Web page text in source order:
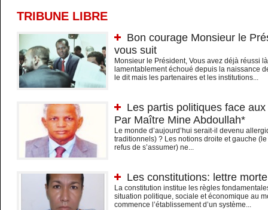
TRIBUNE LIBRE
Bon courage Monsieur le
vous suit
Monsieur le Président, Vous avez déjà réussi
lamentablement échoué depuis la naissance
le dit mais les partenaires et les institutions...
Les partis politiques face
Par Maître Mine Abdoullah*
Le monde d’aujourd’hui serait-il devenu
traditionnels) ? Les notions droite et gauche (le
refus de s’assumer) ne...
Les constitutions: lettre
La constitution institue les règles
situation politique, sociale et économique au
commence l’établissement d’un système...